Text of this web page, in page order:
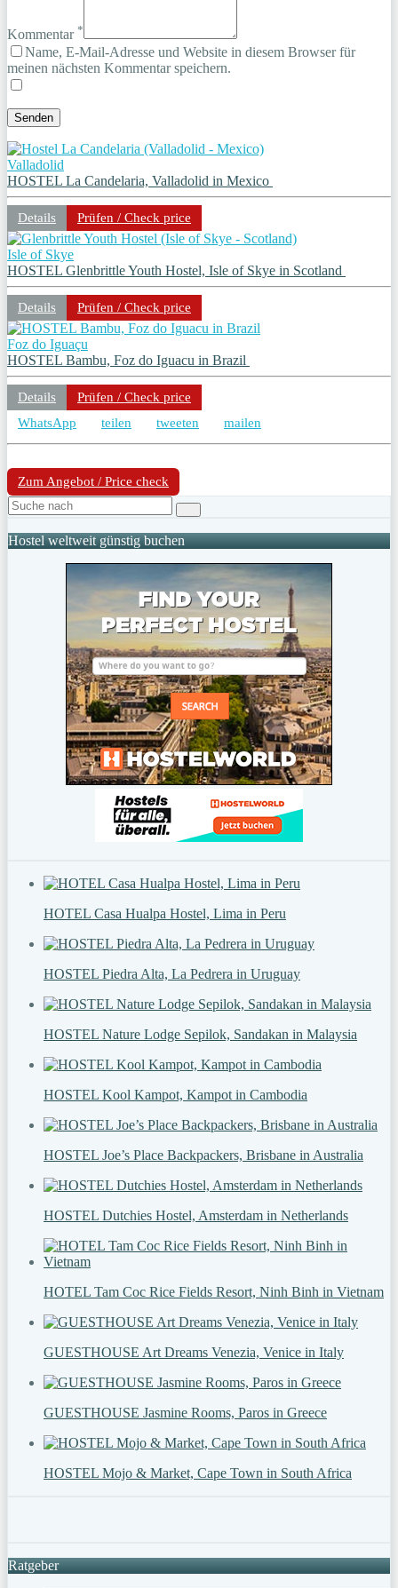
Kommentar *
Name, E-Mail-Adresse und Website in diesem Browser für
meinen nächsten Kommentar speichern.
Valladolid
HOSTEL La Candelaria, Valladolid in Mexico
Details Prüfen / Check price
Isle of Skye
HOSTEL Glenbrittle Youth Hostel, Isle of Skye in Scotland
Details Prüfen / Check price
Foz do Iguaçu
HOSTEL Bambu, Foz do Iguacu in Brazil
Details
Prüfen / Check price
WhatsApp
teilen tweeten mailen
Zum Angebot / Price check
Hostel weltweit günstig buchen
HOTEL Casa Hualpa Hostel, Lima in Peru
HOSTEL Piedra Alta, La Pedrera in Uruguay
HOSTEL Nature Lodge Sepilok, Sandakan in Malaysia
HOSTEL Kool Kampot, Kampot in Cambodia
HOSTEL Joe’s Place Backpackers, Brisbane in Australia
HOSTEL Dutchies Hostel, Amsterdam in Netherlands
HOTEL Tam Coc Rice Fields Resort, Ninh Binh in Vietnam
GUESTHOUSE Art Dreams Venezia, Venice in Italy
GUESTHOUSE Jasmine Rooms, Paros in Greece
HOSTEL Mojo & Market, Cape Town in South Africa
Ratgeber